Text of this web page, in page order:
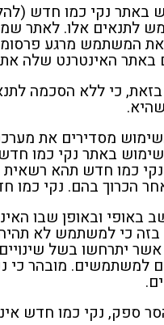
באתר נקי כמו חדש
לתנאים אלו. לאתר
את המשתמש מרגע
האינטרנט שלה את
בזאת, כי ללא הסכמה
מסדירים את
באתר נקי כמו
כמו חדש תהא רשאית
הכרוך בהם. נקי כמו
באופי ובאופן שבו
כי למשתמש לא תהיה
יתרחשו בשל
למשתמשים. מובהר כי
ספק, נקי כמו חדש
ניקיון דירה
בזמן שקבענו הבית
טוב של ניקיון,
לא היה זכר לצבע
תודה רבה לכם